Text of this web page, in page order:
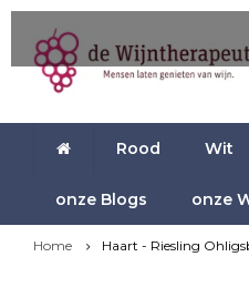
Rood Wit
onze Blogs onze
Home Haart - Riesling